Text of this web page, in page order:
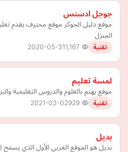
جوجل ادسنس
موقع دليل الجوكر موقع محترف يقدم
المنزل
تقنية 2020-05-31
لمسة تعليم
موقع يهتم بالعلوم والدروس التعليمية
تقنية 2021-03-02
بديل
بديل هو الموقع العربي الأول الذي